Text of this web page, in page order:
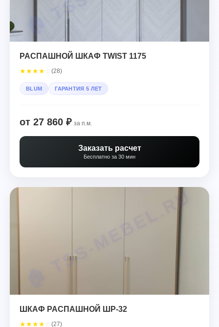
РАСПАШНОЙ ШКАФ TWIST 1175
★★★★ (28)
BLUM ГАРАНТИЯ 5 ЛЕТ
от 27 860 ₽ за п.м.
Заказать расчет
Бесплатно за 30 мин
ШКАФ РАСПАШНОЙ ШР-32
★★★★ (27)